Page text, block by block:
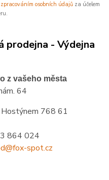
zpracováním osobních údajů za účelem
prodejna - Výdejna
z vašeho města
64
768 61
864 024
spot.cz